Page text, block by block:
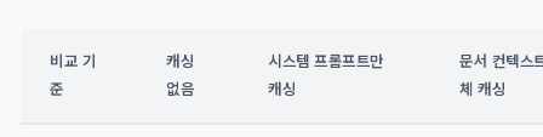
비교 기
준
캐싱
없음
시스템 프롬프트만
캐싱
문서 컨텍스
체 캐싱